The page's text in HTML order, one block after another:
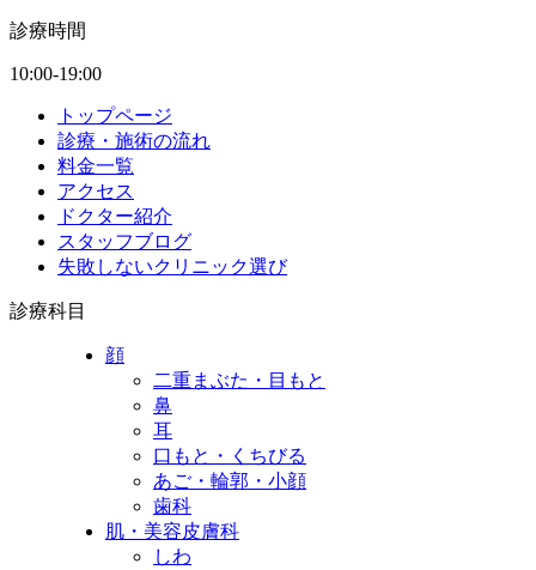
診療時間
10:00-19:00
トップページ
診療・施術の流れ
料金一覧
アクセス
ドクター紹介
スタッフブログ
失敗しないクリニック選び
診療科目
顔
二重まぶた・目もと
鼻
耳
口もと・くちびる
あご・輪郭・小顔
歯科
肌・美容皮膚科
しわ